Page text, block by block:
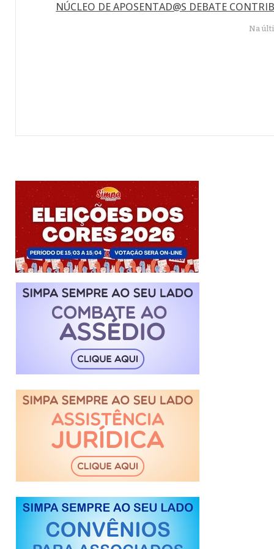
NÚCLEO DE APOSENTAD@S DEBATE
Na